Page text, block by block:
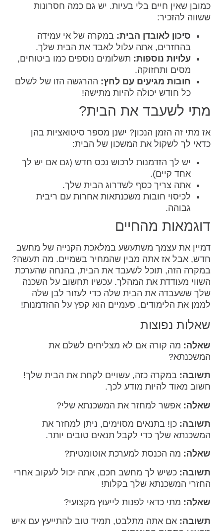
כמובן שאין חיים בלי בעיות. יש גם כמה חסרונות
ששווה להזכיר:
סיכון לאובדן הבית: במקרה של אי עמידה
בהחזרים, אתה עלול לאבד את הבית שלך.
עלויות נוספות: תשלומים נוספים כמו ביטוחים,
מסים ותחזוקה.
חובות מגיעים עם לחץ: ההרגשה הזו של לשלם
כל חודש יכולה להיות מתישה!
מתי לשעבד את הבית?
אז מתי זה הזמן הנכון? ישנן מספר סיטואציות בהן
כדאי לך לשקול את המשכון של הבית:
יש לך הזדמנות לרכוש נכס חדש (גם אם יש לך
אחד קיים).
אתה צריך כסף לשדרוג הבית שלך.
לכיסוי חובות משכנתאות אחרות עם ריבית
גבוהה.
דוגמאות מהחיים
דמיין את עצמך משתעשע במלאכת הקנייה של מחשב
חדש, אבל אז אתה מבין שהמחיר בשמיים. מה תעשה?
במקרה הזה, תוכל לשעבד את הבית, בהנחה שהערכת
השווי מעודדת את המהלך. עכשיו תחשוב על השכנה
שלך ששעבדה את הבית שלה כדי לעזור לבן שלה
לממן את הלימודים. פעמיים הוא קפץ על ההזדמנות!
שאלות נפוצות
שאלה: מה קורה אם לא מצליחים לשלם את
המשכנתא?
תשובה: במקרה כזה, עשויים לקחת את הבית שלך!
חשוב מאוד להיות מודע לכך.
שאלה: אפשר למחזר את המשכנתא שלי?
תשובה: כן! בתנאים מסוימים, ניתן למחזר את
המשכנתא שלך כדי לקבל תנאים טובים יותר.
שאלה: מה הכנסת למערכת אוטומטית?
תשובה: כשיש לך מחשב חכם, אתה יכול לעקוב אחרי
החזרי המשכנתא שלך בקלות!
שאלה: מתי כדאי לפנות לייעוץ מקצועי?
תשובה: אם אתה מתלבט, תמיד טוב להתייעץ עם איש